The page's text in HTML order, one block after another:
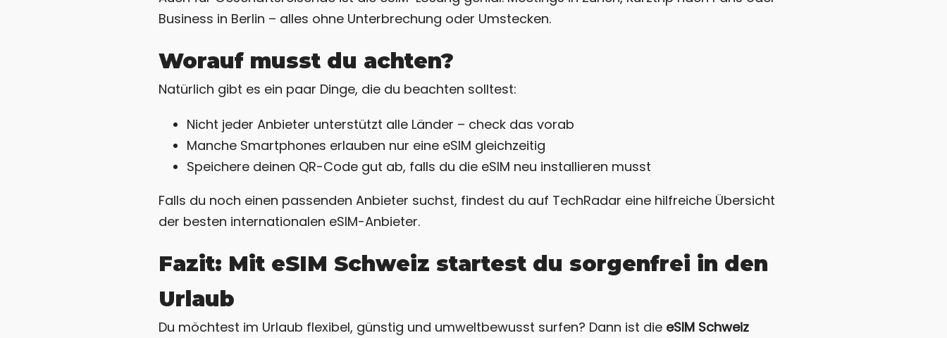
Business in Berlin – alles ohne Unterbrechung oder Umstecken.
Worauf musst du achten?
Natürlich gibt es ein paar Dinge, die du beachten solltest:
Nicht jeder Anbieter unterstützt alle Länder – check das vorab
Manche Smartphones erlauben nur eine eSIM gleichzeitig
Speichere deinen QR-Code gut ab, falls du die eSIM neu installieren musst
Falls du noch einen passenden Anbieter suchst, findest du auf TechRadar eine hilfreiche Übersicht
der besten internationalen eSIM-Anbieter.
Fazit: Mit eSIM Schweiz startest du sorgenfrei in den
Urlaub
Du möchtest im Urlaub flexibel, günstig und umweltbewusst surfen? Dann ist die eSIM Schweiz